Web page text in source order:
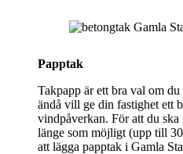
Papptak
Takpapp är ett bra val om
ändå vill ge din fastighet ett
vindpåverkan. För att du ska
länge som möjligt (upp till
att lägga papptak i Gamla